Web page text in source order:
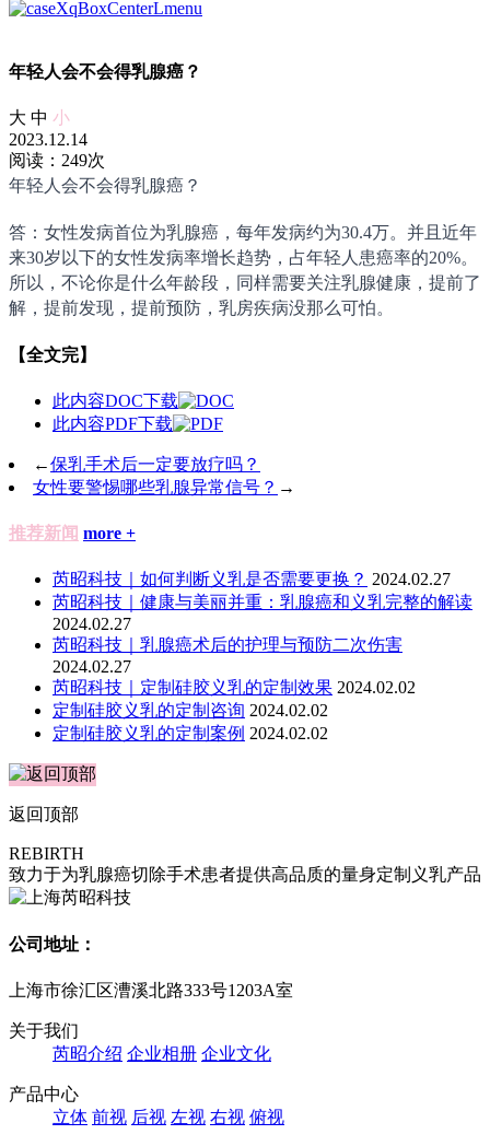
年轻人会不会得乳腺癌？
大 中 小
2023.12.14
阅读：249次
年轻人会不会得乳腺癌？
答：女性发病首位为乳腺癌，每年发病约为30.4万。并且近年
来30岁以下的女性发病率增长趋势，占年轻人患癌率的20%。
所以，不论你是什么年龄段，同样需要关注乳腺健康，提前了
解，提前发现，提前预防，乳房疾病没那么可怕。
【全文完】
此内容DOC下载
此内容PDF下载
←保乳手术后一定要放疗吗？
女性要警惕哪些乳腺异常信号？ →
推荐新闻 more +
芮昭科技｜如何判断义乳是否需要更换？ 2024.02.27
芮昭科技｜健康与美丽并重：乳腺癌和义乳完整的解读
2024.02.27
​芮昭科技｜乳腺癌术后的护理与预防二次伤害
2024.02.27
芮昭科技｜定制硅胶义乳的定制效果 2024.02.02
定制硅胶义乳的定制咨询 2024.02.02
定制硅胶义乳的定制案例 2024.02.02
返回顶部
REBIRTH
致力于为乳腺癌切除手术患者提供高品质的量身定制义乳产品
公司地址：
上海市徐汇区漕溪北路333号1203A室
关于我们
芮昭介绍 企业相册 企业文化
产品中心
立体 前视 后视 左视 右视 俯视